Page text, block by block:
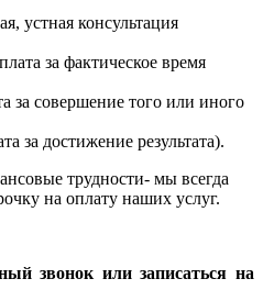
устная консультация
за фактическое время
за совершение того или иного
за достижение результата).
трудности- мы всегда
на оплату наших услуг.
звонок или записаться на